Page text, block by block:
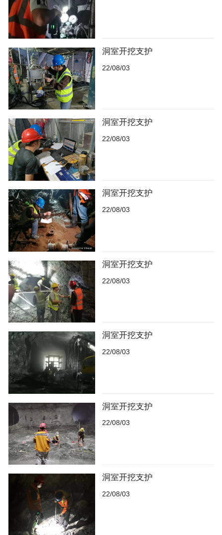
洞室开挖支护
22/08/03
洞室开挖支护
22/08/03
洞室开挖支护
22/08/03
洞室开挖支护
22/08/03
洞室开挖支护
22/08/03
洞室开挖支护
22/08/03
洞室开挖支护
22/08/03